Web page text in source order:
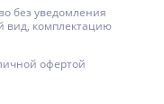
без уведомления
вид, комплектацию
офертой